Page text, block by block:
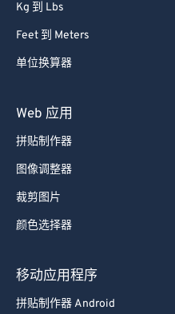
Kg 到 Lbs
Feet 到 Meters
单位换算器
Web 应用
拼贴制作器
图像调整器
裁剪图片
颜色选择器
移动应用程序
拼贴制作器 Android